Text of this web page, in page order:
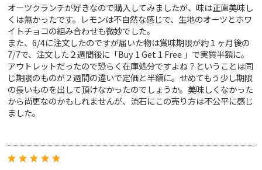
オーツクランチが好きなので購入してみましたが、味は正直美味し
くは無かったです。レモンは不自然な感じで、生地のオーツとホワ
イトチョコの組み合わせも微妙でした。
また、6/4に注文したのですが届いた物は賞味期限が約１ヶ月後の
7/7で、注文した２週間後に「Buy 1 Get 1 Free 」で実質半額に。
アウトレットだったので恐らく在庫処分ですよね？ということは同
じ期限のものが２週間の違いで定価と半額に。せめてもう少し期限
の長いものを出して頂けなかったのでしょうか。美味しくなかった
から尚更なのかもしれませんが、流石にこの売り方は不公平に感じ
ました。